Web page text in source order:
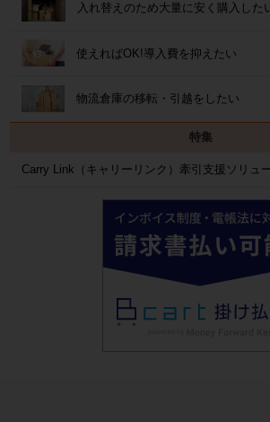
入れ替えのため大量に安く購入した
使えればOK!導入費を抑えたい
物流倉庫の移転・引越をしたい
特集
Carry Link（キャリーリンク）牽引支援ソリュ